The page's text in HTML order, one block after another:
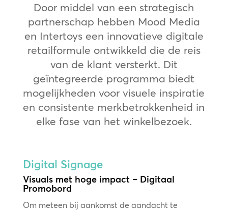
Door middel van een strategisch
partnerschap hebben Mood Media
en Intertoys een innovatieve digitale
retailformule ontwikkeld die de reis
van de klant versterkt. Dit
geïntegreerde programma biedt
mogelijkheden voor visuele inspiratie
en consistente merkbetrokkenheid in
elke fase van het winkelbezoek.
Digital Signage
Visuals met hoge impact – Digitaal
Promobord
Om meteen bij aankomst de aandacht te